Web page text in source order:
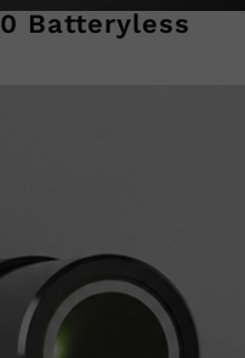
Batteryless